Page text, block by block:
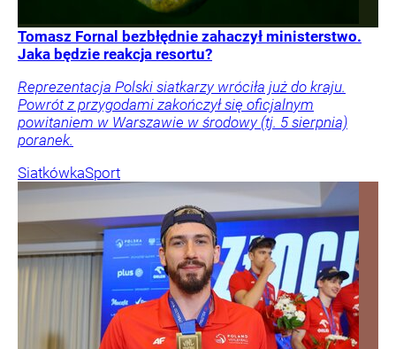
Tomasz Fornal bezbłędnie zahaczył ministerstwo.
Jaka będzie reakcja resortu?
Reprezentacja Polski siatkarzy wróciła już do kraju.
Powrót z przygodami zakończył się oficjalnym
powitaniem w Warszawie w środowy (tj. 5 sierpnia)
poranek.
SiatkówkaSport